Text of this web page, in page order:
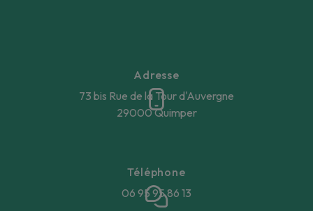
Adresse
73 bis Rue de la Tour d'Auvergne
29000 Quimper
Téléphone
06 95 95 86 13